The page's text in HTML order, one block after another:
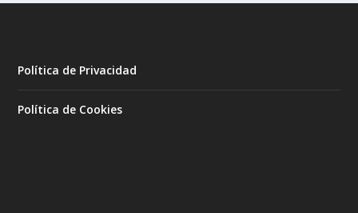
Política de Privacidad
Política de Cookies